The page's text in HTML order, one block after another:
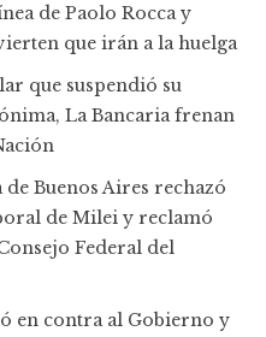
de Paolo Rocca y
que irán a la huelga
que suspendió su
La Bancaria frenan
Buenos Aires rechazó
de Milei y reclamó
Federal del
en contra al Gobierno y